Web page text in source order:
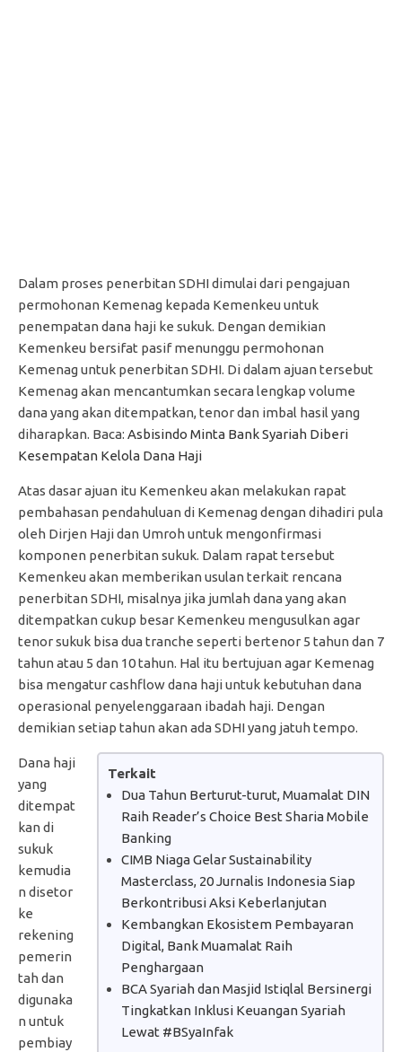
Dalam proses penerbitan SDHI dimulai dari pengajuan
permohonan Kemenag kepada Kemenkeu untuk
penempatan dana haji ke sukuk. Dengan demikian
Kemenkeu bersifat pasif menunggu permohonan
Kemenag untuk penerbitan SDHI. Di dalam ajuan tersebut
Kemenag akan mencantumkan secara lengkap volume
dana yang akan ditempatkan, tenor dan imbal hasil yang
diharapkan. Baca: Asbisindo Minta Bank Syariah Diberi
Kesempatan Kelola Dana Haji
Atas dasar ajuan itu Kemenkeu akan melakukan rapat
pembahasan pendahuluan di Kemenag dengan dihadiri pula
oleh Dirjen Haji dan Umroh untuk mengonfirmasi
komponen penerbitan sukuk. Dalam rapat tersebut
Kemenkeu akan memberikan usulan terkait rencana
penerbitan SDHI, misalnya jika jumlah dana yang akan
ditempatkan cukup besar Kemenkeu mengusulkan agar
tenor sukuk bisa dua tranche seperti bertenor 5 tahun dan 7
tahun atau 5 dan 10 tahun. Hal itu bertujuan agar Kemenag
bisa mengatur cashflow dana haji untuk kebutuhan dana
operasional penyelenggaraan ibadah haji. Dengan
demikian setiap tahun akan ada SDHI yang jatuh tempo.
Terkait
Dua Tahun Berturut-turut, Muamalat DIN
Raih Reader’s Choice Best Sharia Mobile
Banking
CIMB Niaga Gelar Sustainability
Masterclass, 20 Jurnalis Indonesia Siap
Berkontribusi Aksi Keberlanjutan
Kembangkan Ekosistem Pembayaran
Digital, Bank Muamalat Raih
Penghargaan
BCA Syariah dan Masjid Istiqlal Bersinergi
Tingkatkan Inklusi Keuangan Syariah
Lewat #BSyaInfak
Dana haji
yang
ditempat
kan di
sukuk
kemudia
n disetor
ke
rekening
pemerin
tah dan
digunaka
n untuk
pembiay